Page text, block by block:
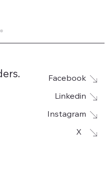
Rhille in
Jasper
Facebook
Linkedin
Instagram
X